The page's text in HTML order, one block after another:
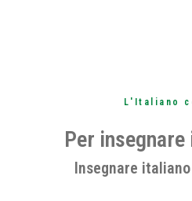
L'Italiano
Per
Insegnare